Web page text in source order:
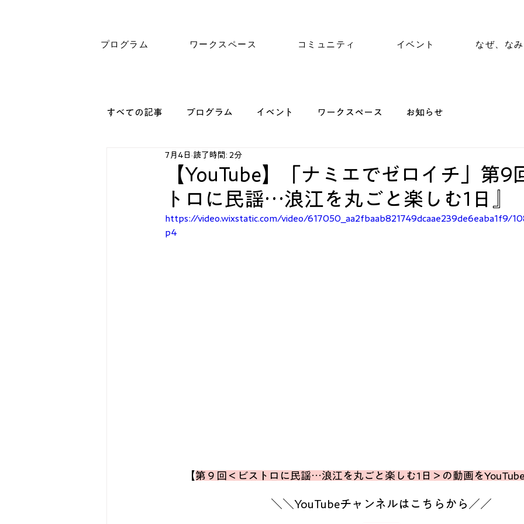
プログラム ワークスペース コミュニティ イベント なぜ、なみ
すべての記事 プログラム イベント ワークスペース お知らせ
【YouTube】「ナミエでゼロイチ」第9
トロに民謡…浪江を丸ごと楽しむ1日』
7月4日 読了時間: 2分
https://video.wixstatic.com/video/617050_aa2fbaab821749dcaae239de6eaba1f9/
p4
【第９回＜ビストロに民謡…浪江を丸ごと楽しむ1日＞の動画をYouTube
＼＼YouTubeチャンネルはこちらから／／